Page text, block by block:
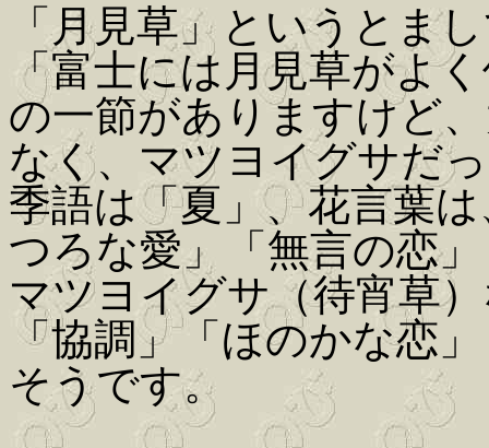
「月見草」というとま
「富士には月見草がよ
の一節がありますけど
なく、マツヨイグサだ
季語は「夏」、花言葉
つろな愛」「無言の恋
マツヨイグサ（待宵草
「協調」「ほのかな恋
そうです。